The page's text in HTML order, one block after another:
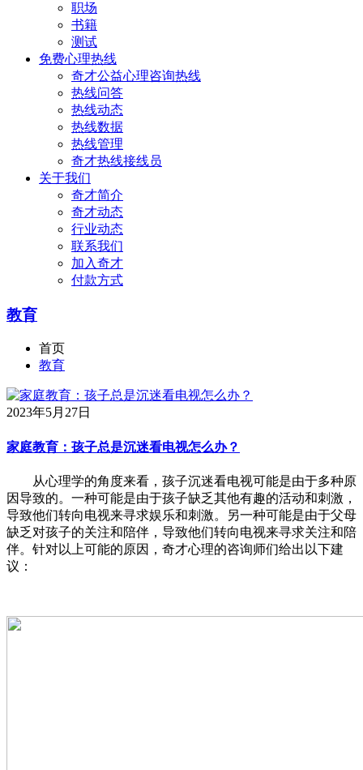
职场
书籍
测试
免费心理热线
奇才公益心理咨询热线
热线问答
热线动态
热线数据
热线管理
奇才热线接线员
关于我们
奇才简介
奇才动态
行业动态
联系我们
加入奇才
付款方式
教育
首页
教育
2023年5月27日
家庭教育：孩子总是沉迷看电视怎么办？
从心理学的角度来看，孩子沉迷看电视可能是由于多种原
因导致的。一种可能是由于孩子缺乏其他有趣的活动和刺激，
导致他们转向电视来寻求娱乐和刺激。另一种可能是由于父母
缺乏对孩子的关注和陪伴，导致他们转向电视来寻求关注和陪
伴。针对以上可能的原因，奇才心理的咨询师们给出以下建
议：